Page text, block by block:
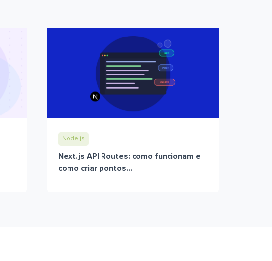
Node.js
Next.js API Routes: como funcionam e
como criar pontos...